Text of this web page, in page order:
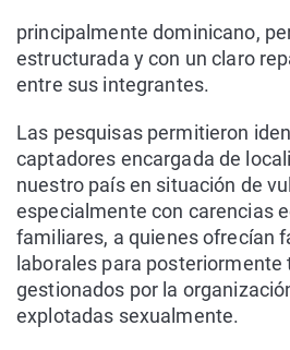
principalmente dominicano,
estructurada y con un claro
entre sus integrantes.
Las pesquisas permitieron
captadores encargada de
nuestro país en situación de
especialmente con carencias
familiares, a quienes ofrecían
laborales para
gestionados por la
explotadas sexualmente.